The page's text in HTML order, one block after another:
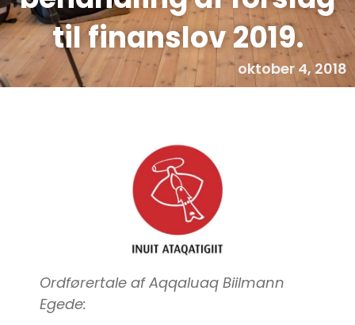
til finanslov 2019.
oktober 4, 2018
Ordførertale af Aqqaluaq Biilmann
Egede: